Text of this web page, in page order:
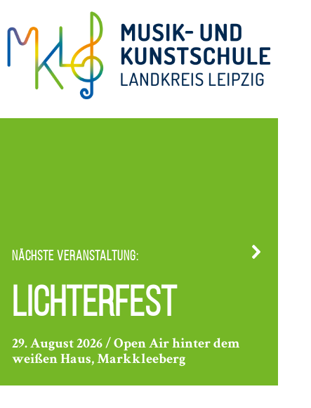
Nächste Veranstaltung:
Lichterfest
29. August 2026 / Open Air hinter dem
weißen Haus, Markkleeberg